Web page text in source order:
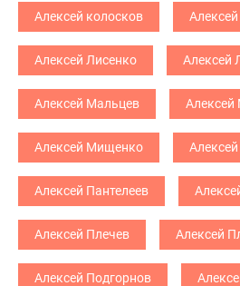
Алексей колосков
Алексей Лисенко Алексей
Алексей Мальцев Алексей
Алексей Мищенко
Алексей Пантелеев
Алексей Плечев Алексей
Алексей Подгорнов